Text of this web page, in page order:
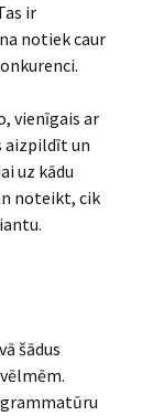
ir
notiek caur
vienīgais ar
aizpildīt un
uz kādu
noteikt, cik
šādus